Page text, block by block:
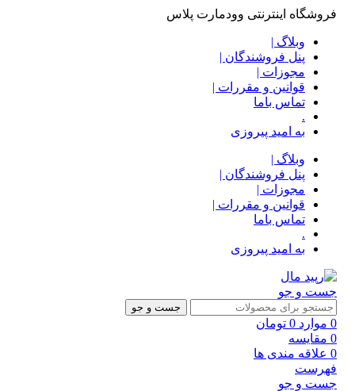
فروشگاه اینترنتی وودمارت پلاس
وبلاگ |
پنل فروشندگان |
مجوزات |
قوانین و مقررات |
تماس باما
.
به امید پیروزی
وبلاگ |
پنل فروشندگان |
مجوزات |
قوانین و مقررات |
تماس باما
.
به امید پیروزی
جست و جو
جست و جو
0 موارد 0 تومان
0 مقایسه
0 علاقه مندی ها
فهرست
جست و جو